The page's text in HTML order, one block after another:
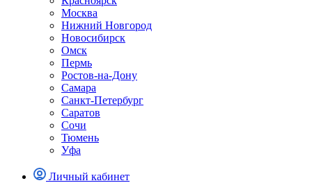
Москва
Нижний Новгород
Новосибирск
Омск
Пермь
Ростов-на-Дону
Самара
Санкт-Петербург
Саратов
Сочи
Тюмень
Уфа
Личный кабинет